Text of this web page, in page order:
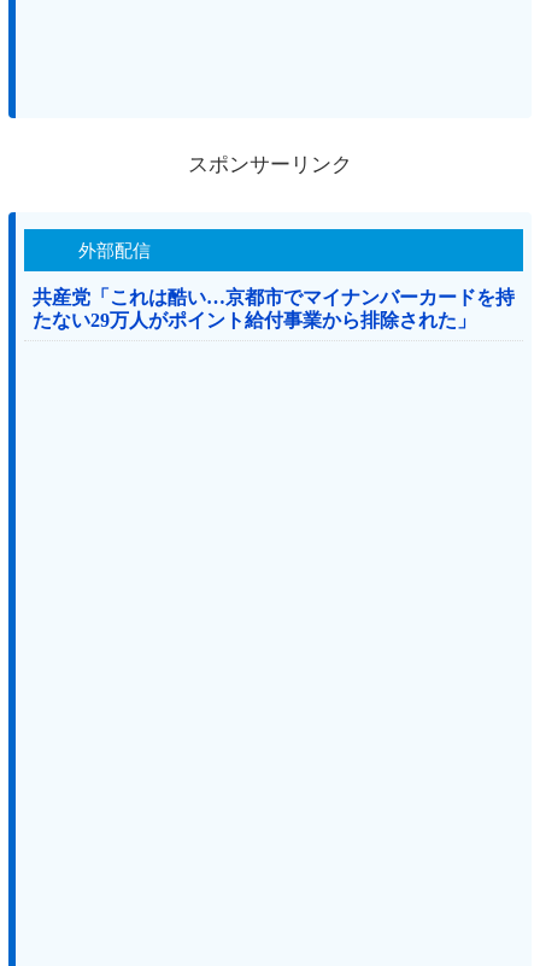
スポンサーリンク
外部配信
共産党「これは酷い…京都市でマイナンバーカードを持
たない29万人がポイント給付事業から排除された」